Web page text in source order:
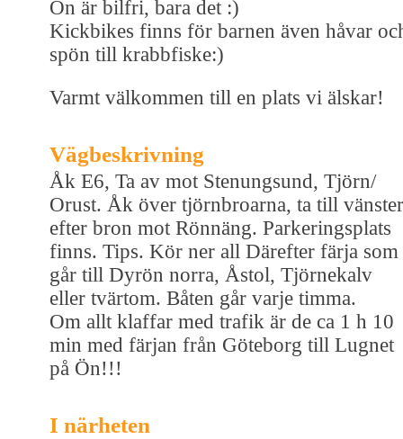
Ön är bilfri, bara det :)
Kickbikes finns för barnen även håvar
spön till krabbfiske:)
Varmt välkommen till en plats vi älskar!
Vägbeskrivning
Åk E6, Ta av mot Stenungsund, Tjörn/
Orust. Åk över tjörnbroarna, ta till vänster
efter bron mot Rönnäng. Parkeringsplats
finns. Tips. Kör ner all Därefter färja som
går till Dyrön norra, Åstol, Tjörnekalv
eller tvärtom. Båten går varje timma.
Om allt klaffar med trafik är de ca 1 h 10
min med färjan från Göteborg till Lugnet
på Ön!!!
I närheten